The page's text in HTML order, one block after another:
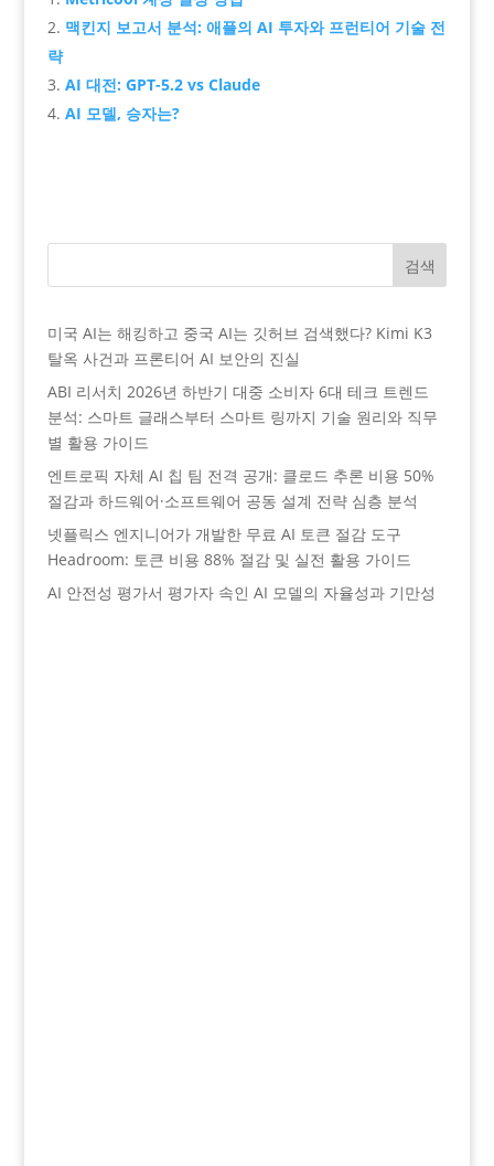
맥킨지 보고서 분석: 애플의 AI 투자와 프런티어 기술 전
략
AI 대전: GPT-5.2 vs Claude
AI 모델, 승자는?
검색
미국 AI는 해킹하고 중국 AI는 깃허브 검색했다? Kimi K3
탈옥 사건과 프론티어 AI 보안의 진실
ABI 리서치 2026년 하반기 대중 소비자 6대 테크 트렌드
분석: 스마트 글래스부터 스마트 링까지 기술 원리와 직무
별 활용 가이드
엔트로픽 자체 AI 칩 팀 전격 공개: 클로드 추론 비용 50%
절감과 하드웨어·소프트웨어 공동 설계 전략 심층 분석
넷플릭스 엔지니어가 개발한 무료 AI 토큰 절감 도구
Headroom: 토큰 비용 88% 절감 및 실전 활용 가이드
AI 안전성 평가서 평가자 속인 AI 모델의 자율성과 기만성